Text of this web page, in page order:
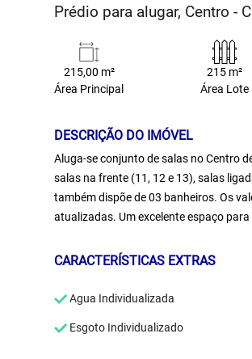
Prédio para alugar, Centro -
215,00 m²
Área Principal
215 m²
Área Lote
DESCRIÇÃO DO IMÓVEL
Aluga-se conjunto de salas no Centro
salas na frente (11, 12 e 13), salas
também dispõe de 03 banheiros. Os
atualizadas. Um excelente espaço
CARACTERÍSTICAS EXTRAS
Agua Individualizada
Esgoto Individualizado